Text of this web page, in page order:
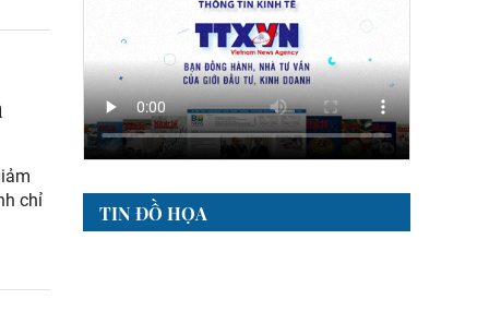
chỉ
TIN ĐỒ HỌA